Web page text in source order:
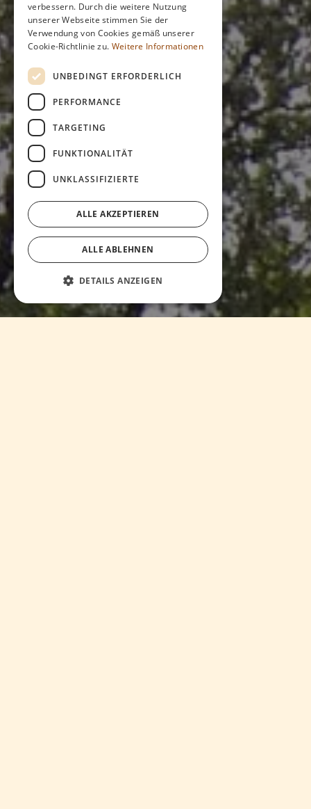
verbessern. Durch die weitere Nutzung
unserer Webseite stimmen Sie der
Verwendung von Cookies gemäß unserer
Cookie-Richtlinie zu. Weitere Informationen
UNBEDINGT ERFORDERLICH
PERFORMANCE
TARGETING
FUNKTIONALITÄT
UNKLASSIFIZIERTE
ALLE AKZEPTIEREN
ALLE ABLEHNEN
DETAILS ANZEIGEN